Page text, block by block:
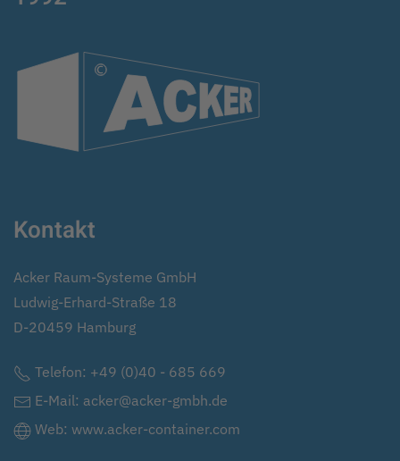
Kontakt
Acker Raum-Systeme GmbH
Ludwig-Erhard-Straße 18
D-20459 Hamburg
Telefon: +49 (0)40 - 685 669
E-Mail: acker@acker-gmbh.de
Web: www.acker-container.com